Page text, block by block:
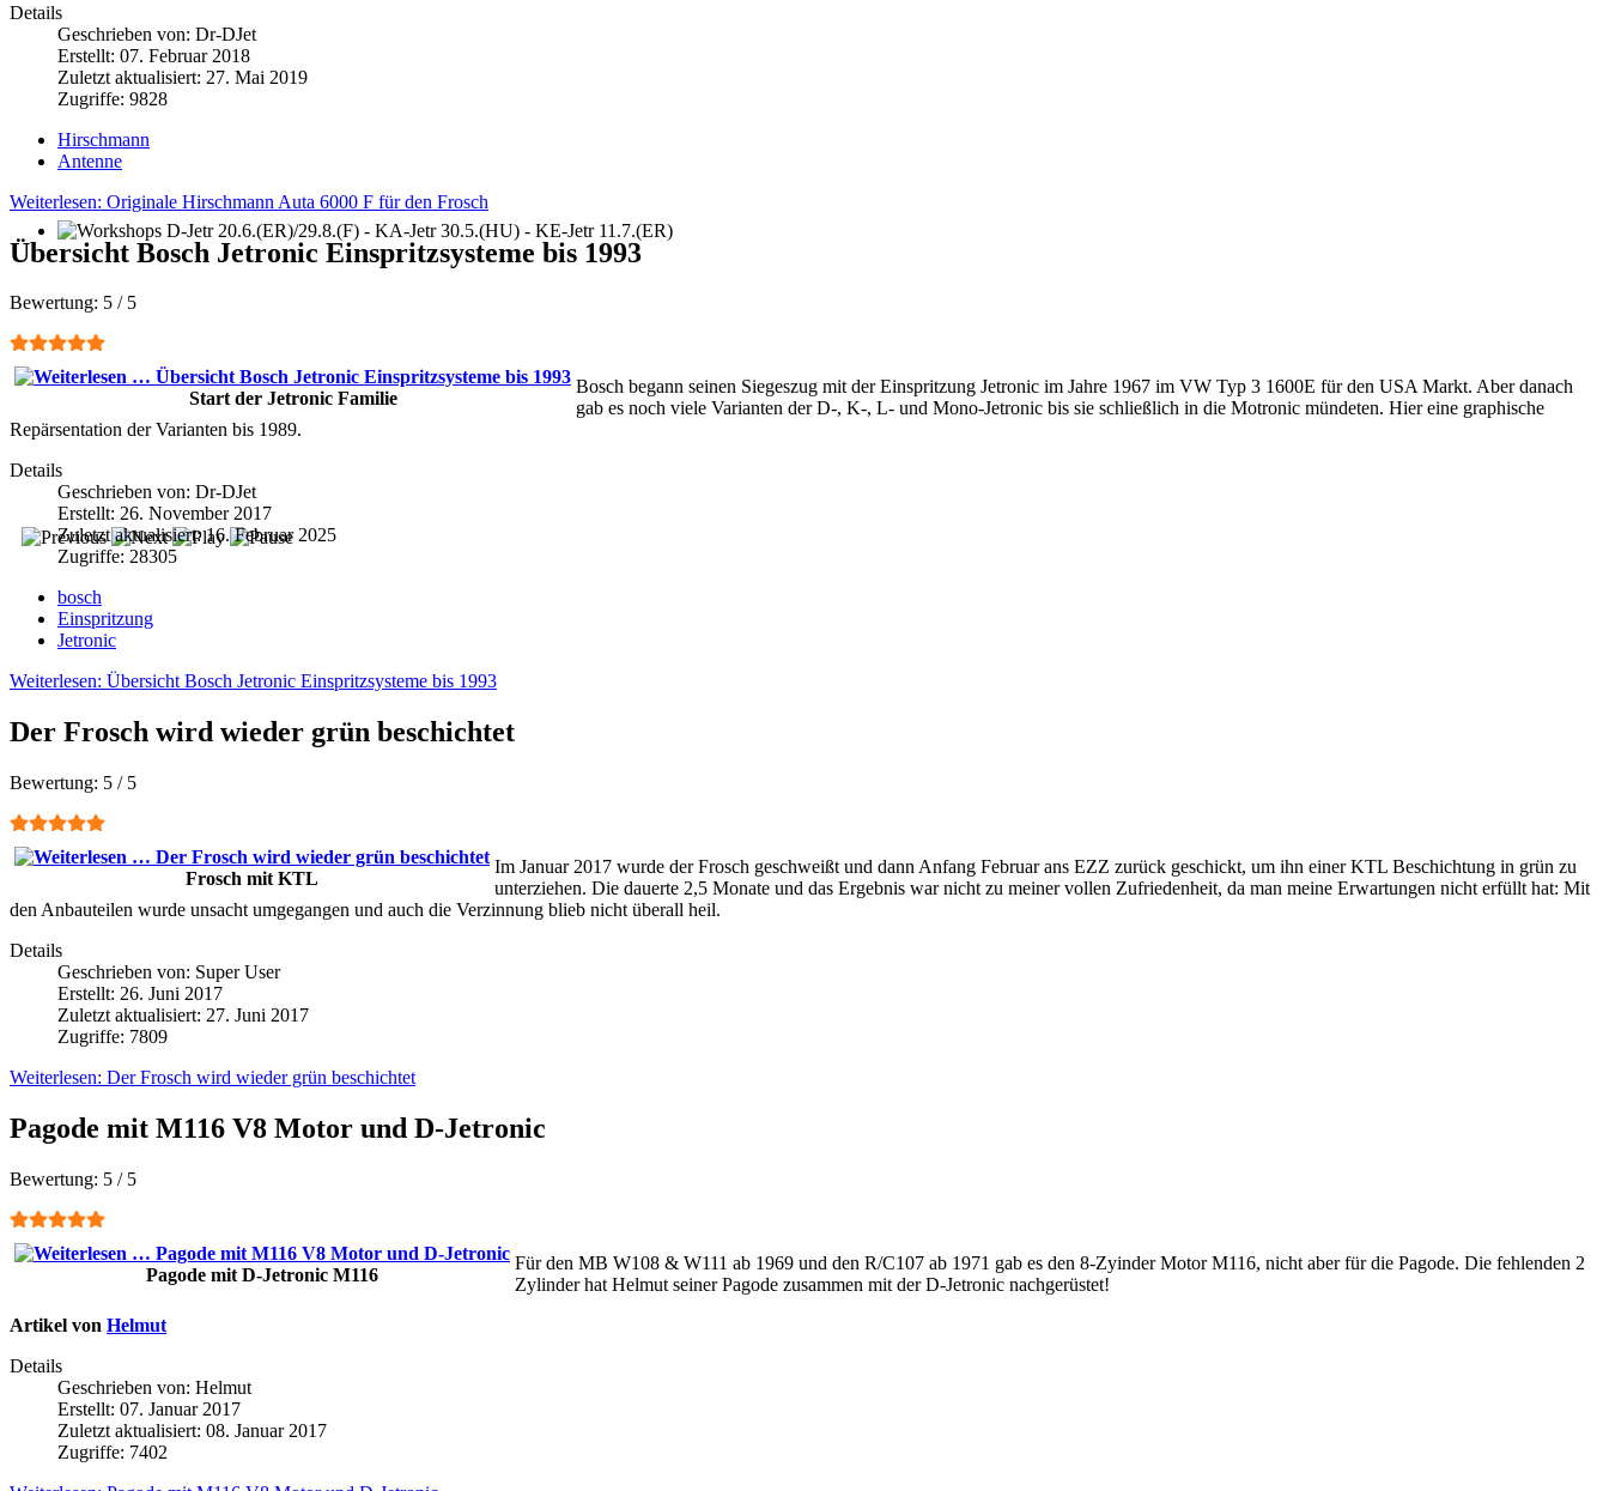
Workshops D-Jetr 20.6.(ER)/29.8.(F) - KA-Jetr 30.5.(HU) - KE-Jetr 11.7.(ER)
Details
Geschrieben von: Dr-DJet
Erstellt: 07. Februar 2018
Zuletzt aktualisiert: 27. Mai 2019
Zugriffe: 9828
Hirschmann
Antenne
Weiterlesen: Originale Hirschmann Auta 6000 F für den Frosch
Übersicht Bosch Jetronic Einspritzsysteme bis 1993
Bewertung: 5 / 5
Start der Jetronic Familie
Bosch begann seinen Siegeszug mit der Einspritzung Jetronic im Jahre 1967 im VW Typ 3 1600E für den USA Markt. Aber danach
gab es noch viele Varianten der D-, K-, L- und Mono-Jetronic bis sie schließlich in die Motronic mündeten. Hier eine graphische
Repärsentation der Varianten bis 1989.
Details
Geschrieben von: Dr-DJet
Erstellt: 26. November 2017
Zuletzt aktualisiert: 16. Februar 2025
Zugriffe: 28305
bosch
Einspritzung
Jetronic
Weiterlesen: Übersicht Bosch Jetronic Einspritzsysteme bis 1993
Der Frosch wird wieder grün beschichtet
Bewertung: 5 / 5
Frosch mit KTL
Im Januar 2017 wurde der Frosch geschweißt und dann Anfang Februar ans EZZ zurück geschickt, um ihn einer KTL Beschichtung in grün zu
unterziehen. Die dauerte 2,5 Monate und das Ergebnis war nicht zu meiner vollen Zufriedenheit, da man meine Erwartungen nicht erfüllt hat: Mit
den Anbauteilen wurde unsacht umgegangen und auch die Verzinnung blieb nicht überall heil.
Details
Geschrieben von: Super User
Erstellt: 26. Juni 2017
Zuletzt aktualisiert: 27. Juni 2017
Zugriffe: 7809
Weiterlesen: Der Frosch wird wieder grün beschichtet
Pagode mit M116 V8 Motor und D-Jetronic
Bewertung: 5 / 5
Pagode mit D-Jetronic M116
Für den MB W108 & W111 ab 1969 und den R/C107 ab 1971 gab es den 8-Zyinder Motor M116, nicht aber für die Pagode. Die fehlenden 2
Zylinder hat Helmut seiner Pagode zusammen mit der D-Jetronic nachgerüstet!
Artikel von Helmut
Details
Geschrieben von: Helmut
Erstellt: 07. Januar 2017
Zuletzt aktualisiert: 08. Januar 2017
Zugriffe: 7402